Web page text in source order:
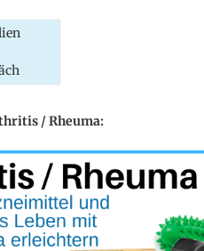
/ Rheuma: